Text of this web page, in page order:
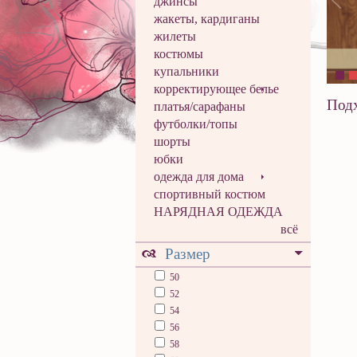
жакеты, кардиганы
жилеты
костюмы
купальники
корректирующее белье
платья/сарафаны
футболки/топы
шорты
юбки
одежда для дома
спортивный костюм
НАРЯДНАЯ ОДЕЖДА
всё
Размер
50
52
54
56
58